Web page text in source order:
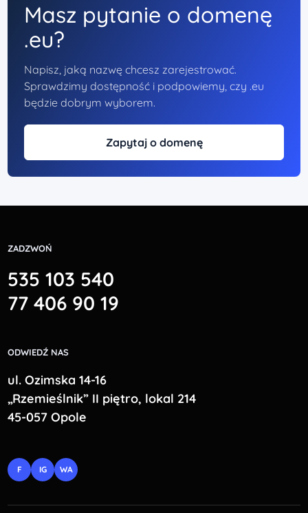
Masz pytanie o domenę
.eu?
Napisz, jaką nazwę chcesz zarejestrować.
Sprawdzimy dostępność i podpowiemy, czy .eu
będzie dobrym wyborem.
Zapytaj o domenę
ZADZWOŃ
535 103 540
77 406 90 19
ODWIEDŹ NAS
ul. Ozimska 14-16
„Rzemieślnik” II piętro, lokal 214
45-057 Opole
F IG WA